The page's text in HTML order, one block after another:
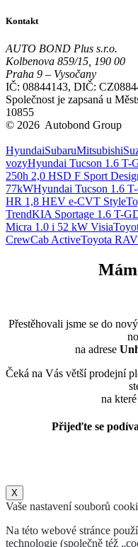
Kontakt
AUTO BOND Plus s.r.o.
Kolbenova 859/15, 190 00
Praha 9 – Vysočany
IČ: 08844143, DIČ:
Společnost je zapsaná u
10855
© 2026 Autobond Group
HyundaiSubaruMitsubishi
vozyHyundai Tucson 1.6
250h 2,0 HSD F Sport
77kWHyundai Tucson 1.6
HR 1,8 HEV e-CVT Style
TrendKIA Sportage 1.6 T-
Micra 1.0 i 52 kW Visia
CrewCab ActiveToyota
Přestěhovali jsme se do
na adrese
Čeká na Vás větší prodejní
na
Přijeďte se
X
Vaše nastavení souborů
Na této webové stránce
technologie (společně též